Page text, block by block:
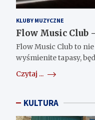
KLUBY MUZYCZNE
Flow Music Club
Flow Music Club to
wyśmienite tapasy,
Czytaj ...
KULTURA